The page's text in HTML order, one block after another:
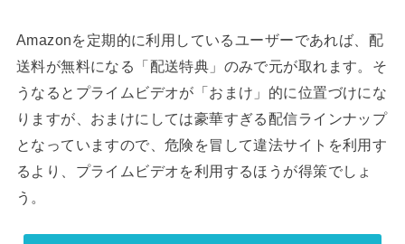
Amazonを定期的に利用しているユーザーであれば、配
送料が無料になる「配送特典」のみで元が取れます。そ
うなるとプライムビデオが「おまけ」的に位置づけにな
りますが、おまけにしては豪華すぎる配信ラインナップ
となっていますので、危険を冒して違法サイトを利用す
るより、プライムビデオを利用するほうが得策でしょ
う。